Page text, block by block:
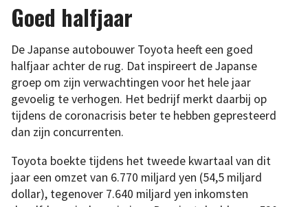
Goed halfjaar
De Japanse autobouwer Toyota heeft een goed
halfjaar achter de rug. Dat inspireert de Japanse
groep om zijn verwachtingen voor het hele jaar
gevoelig te verhogen. Het bedrijf merkt daarbij op
tijdens de coronacrisis beter te hebben gepresteerd
dan zijn concurrenten.
Toyota boekte tijdens het tweede kwartaal van dit
jaar een omzet van 6.770 miljard yen (54,5 miljard
dollar), tegenover 7.640 miljard yen inkomsten